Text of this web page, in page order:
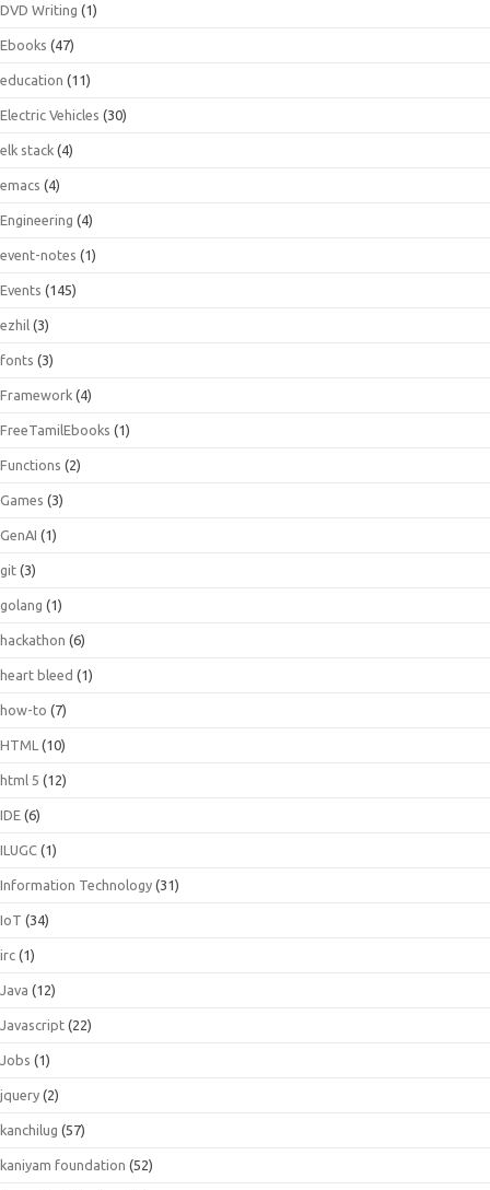
DVD Writing (1)
Ebooks (47)
education (11)
Electric Vehicles (30)
elk stack (4)
emacs (4)
Engineering (4)
event-notes (1)
Events (145)
ezhil (3)
fonts (3)
Framework (4)
FreeTamilEbooks (1)
Functions (2)
Games (3)
GenAI (1)
git (3)
golang (1)
hackathon (6)
heart bleed (1)
how-to (7)
HTML (10)
html 5 (12)
IDE (6)
ILUGC (1)
Information Technology (31)
IoT (34)
irc (1)
Java (12)
Javascript (22)
Jobs (1)
jquery (2)
kanchilug (57)
kaniyam foundation (52)